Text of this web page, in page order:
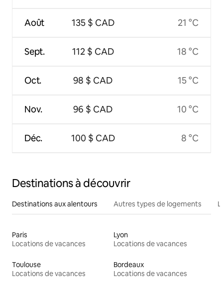
Août
Sept.
Oct.
Nov.
Déc.
135 $ CAD
112 $ CAD
98 $ CAD
96 $ CAD
100 $ CAD
21 °C
18 °C
15 °C
10 °C
8 °C
Destinations à découvrir
Destinations aux alentours Autres types de logements
Paris
Locations de vacances
Lyon
Locations de vacances
Toulouse
Locations de vacances
Bordeaux
Locations de vacances